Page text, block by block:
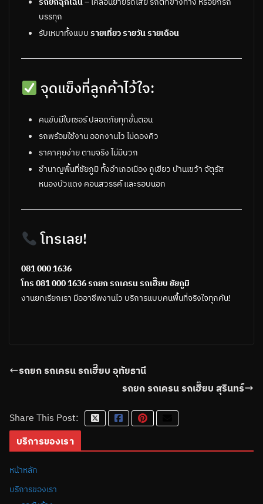
บรรทุก
รับเหมาทั้งแบบ รายเที่ยว รายวัน รายเดือน
จุดแข็งที่ลูกค้าไว้ใจ:
คนขับมีใบเซอร์ ปลอดภัยทุกขั้นตอน
รถพร้อมใช้งาน ออกงานไว ไม่ดองคิว
ราคาคุยง่าย ตามจริง ไม่มีบวก
ชำนาญพื้นที่ชัยภูมิ ทั้งอำเภอเมือง ภูเขียว บ้านเขว้า จัตุรัส
หนองบัวแดง คอนสวรรค์ และรอบนอก
โทรเลย!
081 000 1636
โทร 081 000 1636 รถยก รถเครน รถเฮี๊ยบ ชัยภูมิ
งานยกเรียกเรา มืออาชีพงานไว บริการแบบคนพื้นที่จริงใจทุกคัน!
รถยก รถเครน รถเฮี๊ยบ อุทัยธานี
รถยก รถเครน รถเฮี๊ยบ สุรินทร์
Share This Post:
บริการของเรา
หน้าหลัก
บริการของเรา